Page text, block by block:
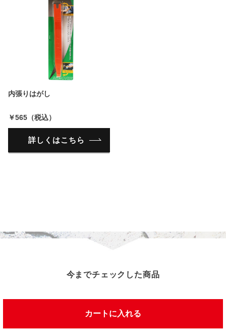
カートに入れる
内張りはがし
￥565（税込）
詳しくはこちら
今までチェックした商品
この商品を見た人は、こんな商品を見ています